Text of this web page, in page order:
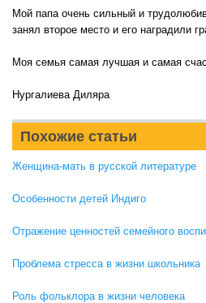
Мой папа очень сильный и
занял второе место и его наградили
Моя семья самая лучшая и самая
Нургалиева Диляра
Похожие статьи
Женщина-мать в русской литературе
Особенности детей Индиго
Отражение ценностей семейного
Проблема стресса в жизни школьника
Роль фольклора в жизни человека